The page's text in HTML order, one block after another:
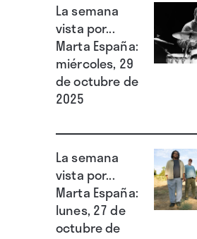
La semana
vista por...
Marta España:
miércoles, 29
de octubre de
2025
La semana
vista por...
Marta España:
lunes, 27 de
octubre de